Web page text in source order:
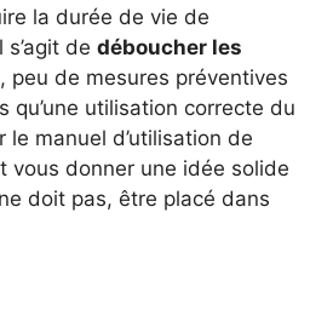
la durée de vie de
s’agit de déboucher les
, peu de mesures préventives
qu’une utilisation correcte du
le manuel d’utilisation de
vous donner une idée solide
doit pas, être placé dans